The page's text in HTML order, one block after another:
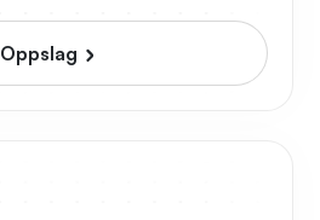
Oppslag